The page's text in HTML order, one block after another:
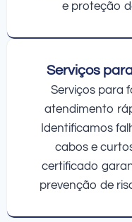
e proteção
Serviços
Serviços para
atendimento
Identificamos
cabos e
certificado
prevenção de